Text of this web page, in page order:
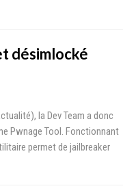
désimlocké
la Dev Team a donc
Pwnage Tool. Fonctionnant
permet de jailbreaker